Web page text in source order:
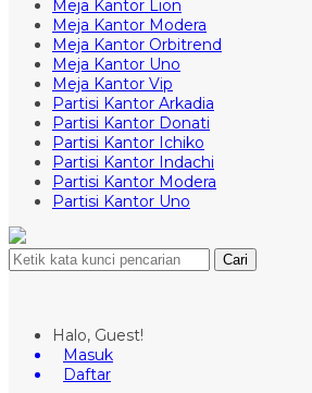
Meja Kantor Lion
Meja Kantor Modera
Meja Kantor Orbitrend
Meja Kantor Uno
Meja Kantor Vip
Partisi Kantor Arkadia
Partisi Kantor Donati
Partisi Kantor Ichiko
Partisi Kantor Indachi
Partisi Kantor Modera
Partisi Kantor Uno
Cari
Halo, Guest!
Masuk
Daftar